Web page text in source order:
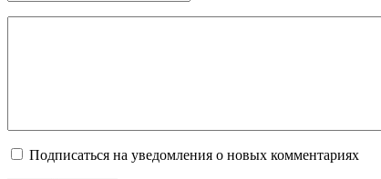
Подписаться на уведомления о новых комментариях